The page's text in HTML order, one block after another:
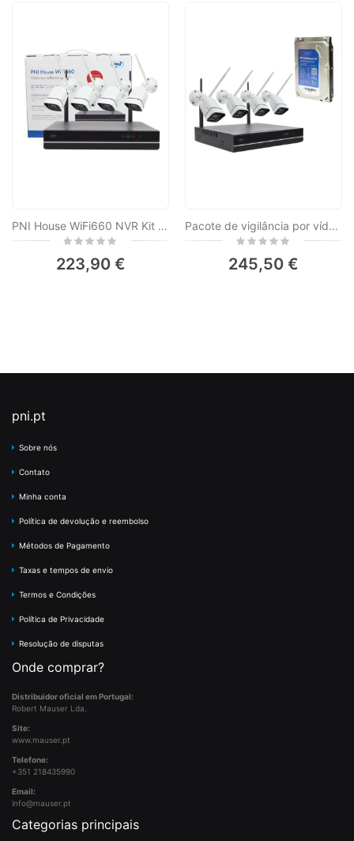
PNI House WiFi660 NVR Kit de vigilância por vídeo de 8 canais com 4 câmeras sem fio externas 3MP, P2P, IP66
Rating:
223,90 €
Pacote de vigilância por vídeo PNI House WiFi660 NVR com 4 câmeras sem fio, 3MP e PNI SafeHouse 1TB HDD, 3,5'' incluído
Rating:
245,50 €
pni.pt
Sobre nós
Contato
Minha conta
Política de devolução e reembolso
Métodos de Pagamento
Taxas e tempos de envio
Termos e Condições
Política de Privacidade
Resolução de disputas
Onde comprar?
Distribuidor oficial em Portugal:
Robert Mauser Lda.
Site:
www.mauser.pt
Telefone:
+351 218435990
Email:
info@mauser.pt
Categorias principais